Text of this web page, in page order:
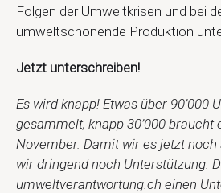
Folgen der Umweltkrisen und bei
umweltschonende Produktion
Jetzt unterschreiben!
Es wird knapp! Etwas über 90’000
gesammelt, knapp 30’000 braucht
November. Damit wir es jetzt
wir dringend noch Unterstützung.
umweltverantwortung.ch einen